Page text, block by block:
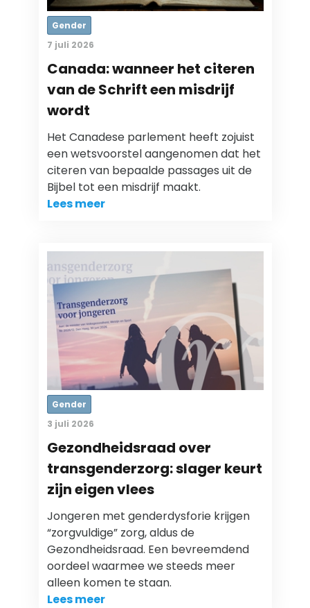
Gender
7 juli 2026
Canada: wanneer het citeren
van de Schrift een misdrijf
wordt
Het Canadese parlement heeft zojuist
een wetsvoorstel aangenomen dat het
citeren van bepaalde passages uit de
Bijbel tot een misdrijf maakt.
Lees meer
Gender
3 juli 2026
Gezondheidsraad over
transgenderzorg: slager keurt
zijn eigen vlees
Jongeren met genderdysforie krijgen
“zorgvuldige” zorg, aldus de
Gezondheidsraad. Een bevreemdend
oordeel waarmee we steeds meer
alleen komen te staan.
Lees meer